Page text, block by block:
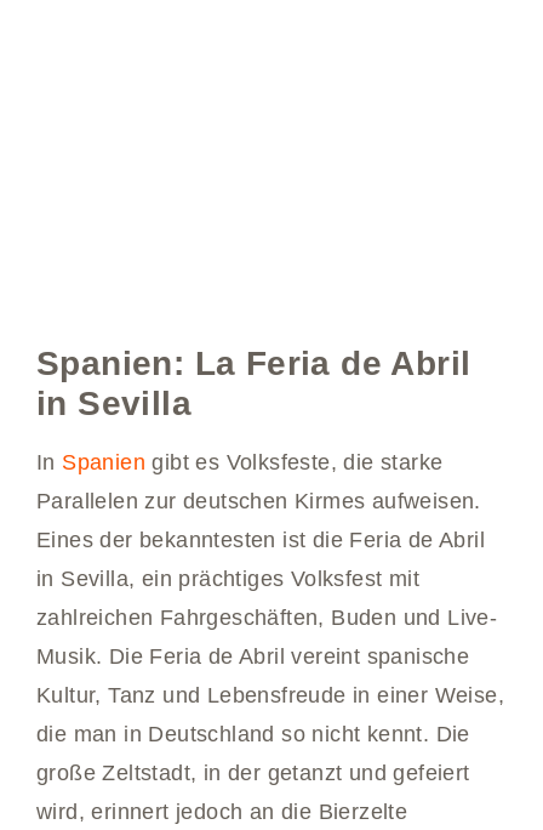
Spanien: La Feria de Abril
in Sevilla
In Spanien gibt es Volksfeste, die starke
Parallelen zur deutschen Kirmes aufweisen.
Eines der bekanntesten ist die Feria de Abril
in Sevilla, ein prächtiges Volksfest mit
zahlreichen Fahrgeschäften, Buden und Live-
Musik. Die Feria de Abril vereint spanische
Kultur, Tanz und Lebensfreude in einer Weise,
die man in Deutschland so nicht kennt. Die
große Zeltstadt, in der getanzt und gefeiert
wird, erinnert jedoch an die Bierzelte